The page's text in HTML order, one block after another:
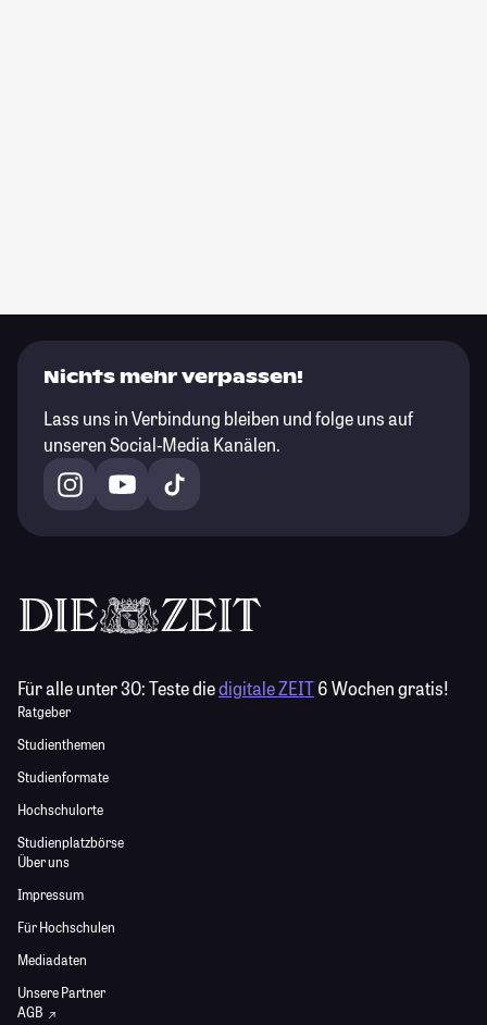
Nichts mehr verpassen!
Lass uns in Verbindung bleiben und folge uns auf
unseren Social-Media Kanälen.
Für alle unter 30:Teste diedigitale ZEIT6 Wochen gratis!
Ratgeber
Studienthemen
Studienformate
Hochschulorte
Studienplatzbörse
Über uns
Impressum
Für Hochschulen
Mediadaten
Unsere Partner
AGB